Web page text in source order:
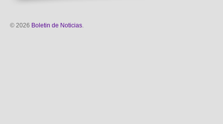
© 2026 Boletin de Noticias.